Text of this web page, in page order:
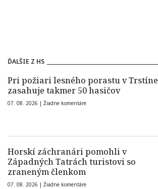
ĎALŠIE Z HS
Pri požiari lesného porastu v Trstíne
zasahuje takmer 50 hasičov
07. 08. 2026 | Žiadne komentáre
Horskí záchranári pomohli v
Západných Tatrách turistovi so
zraneným členkom
07. 08. 2026 | Žiadne komentáre